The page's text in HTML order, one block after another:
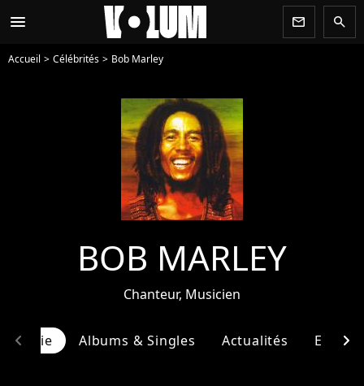
menu newsletter search
Accueil Célébrités Bob Marley
BOB MARLEY
Chanteur, Musicien
Albums & Singles Actualités
chevron_left chevron_right